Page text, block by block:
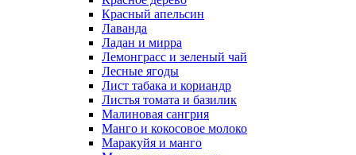
Красный апельсин
Лаванда
Ладан и мирра
Лемонграсс и зеленый чай
Лесные ягоды
Лист табака и кориандр
Листья томата и базилик
Малиновая сангрия
Манго и кокосовое молоко
Маракуйя и манго